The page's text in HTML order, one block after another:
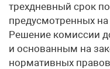
трехдневный срок
предусмотренных
Решение комиссии
и основанным на
нормативных